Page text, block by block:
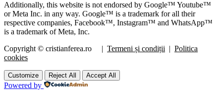
Additionally, this website is not endorsed by Google™ Youtube™
or Meta Inc. in any way. Google™ is a trademark for all their
respective companies, Facebook™, Instagram™ and WhatsApp™
is a trademark of Meta, Inc.
Copyright © cristianferea.ro | Termeni și condiții
Politica
cookies
Customize Reject All Accept All
Powered by